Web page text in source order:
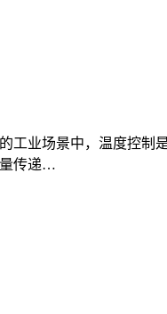
工业场景中，温度控
量传递…